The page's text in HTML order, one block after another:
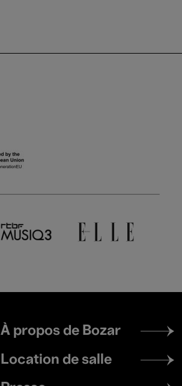
À propos de Bozar
Location de salle